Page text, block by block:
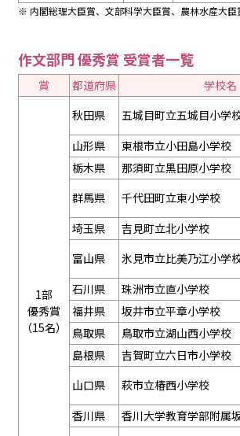
※ 内閣総理大臣賞、文部科学大臣賞、農林水産大臣
作文部門 優秀賞 受賞者一覧
賞 都道府県 学校名
1部
優秀賞
（15名）
秋田県 五城目町立五城目小学
山形県
東根市立小田島小学校
栃木県
那須町立黒田原小学校
群馬県
千代田町立東小学校
埼玉県
吉見町立北小学校
富山県
氷見市立比美乃江小学
石川県
珠洲市立直小学校
福井県
坂井市立平章小学校
鳥取県
鳥取市立湖山西小学校
島根県
吉賀町立六日市小学校
山口県
萩市立椿西小学校
香川県
香川大学教育学部附属